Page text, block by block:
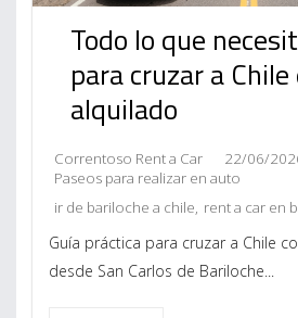
Todo lo que
para cruzar a
alquilado
Correntoso Rent a Car
22/06/
Paseos para realizar en auto
ir de bariloche a chile, rent a car en
Guía práctica para cruzar a Chile
desde San Carlos de Bariloche...